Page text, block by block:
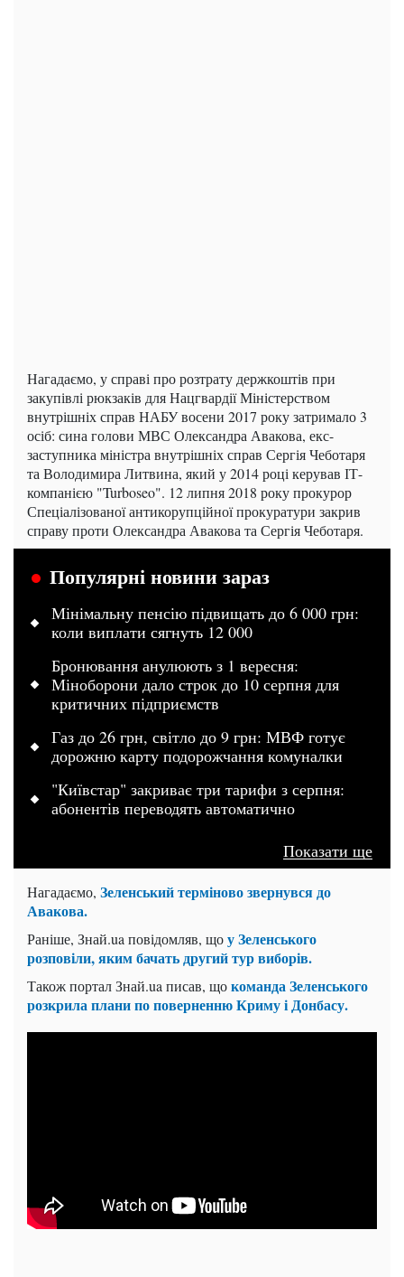
Нагадаємо, у справі про розтрату держкоштів при
закупівлі рюкзаків для Нацгвардії Міністерством
внутрішніх справ НАБУ восени 2017 року затримало 3
осіб: сина голови МВС Олександра Авакова, екс-
заступника міністра внутрішніх справ Сергія Чеботаря
та Володимира Литвина, який у 2014 році керував ІТ-
компанією "Turboseo". 12 липня 2018 року прокурор
Спеціалізованої антикорупційної прокуратури закрив
справу проти Олександра Авакова та Сергія Чеботаря.
Популярні новини зараз
Мінімальну пенсію підвищать до 6 000 грн:
коли виплати сягнуть 12 000
Бронювання анулюють з 1 вересня:
Міноборони дало строк до 10 серпня для
критичних підприємств
Газ до 26 грн, світло до 9 грн: МВФ готує
дорожню карту подорожчання комуналки
"Київстар" закриває три тарифи з серпня:
абонентів переводять автоматично
Показати ще
Нагадаємо, Зеленський терміново звернувся до
Авакова.
Раніше, Знай.ua повідомляв, щоу Зеленського
розповіли, яким бачать другий тур виборів.
Також портал Знай.ua писав, щокоманда Зеленського
розкрила плани по поверненню Криму і Донбасу.